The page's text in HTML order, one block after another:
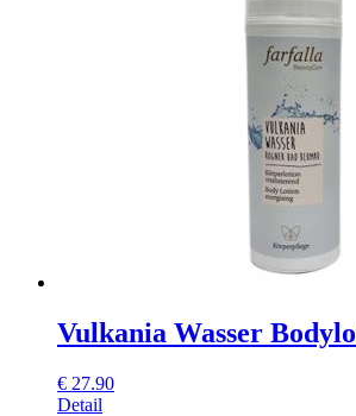
Vulkania Wasser
€ 27.90
Detail